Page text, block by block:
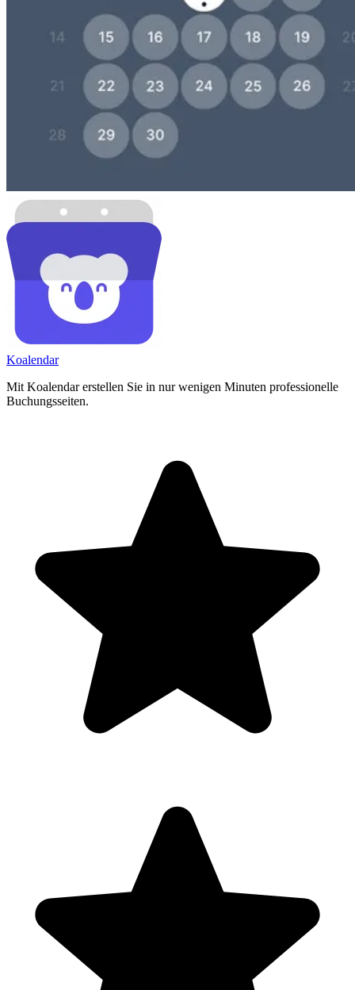
Koalendar
Mit Koalendar erstellen Sie in nur wenigen Minuten professionelle
Buchungsseiten.